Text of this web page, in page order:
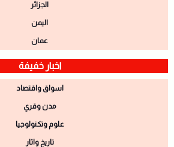
الجزائر
اليمن
عمان
اخبار خفيفة
اسواق واقتصاد
مدن وقري
علوم وتكنولوجيا
تاريخ واثار